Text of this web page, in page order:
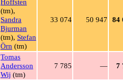
(tm),
Sandra
Bjurman
(tm), Stefan
Örn (tm)
33 074 50 947 84
Tomas
Andersson
Wij (tm)
7 785 — 7